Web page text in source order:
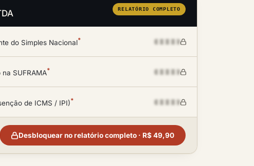
RELATÓRIO COMPLETO
do Simples Nacional*
SUFRAMA*
de ICMS / IPI)*
Desbloquear no relatório completo · R$ 49,90